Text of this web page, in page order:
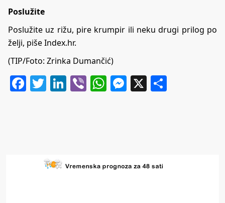
Poslužite
Poslužite uz rižu, pire krumpir ili neku drugi prilog po
želji, piše Index.hr.
(TIP/Foto: Zrinka Dumančić)
Facebook
Twitter
LinkedIn
ViberWhatsApp
Messenger
X